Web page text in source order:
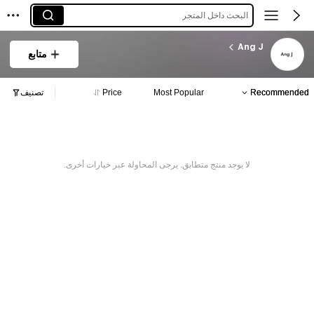
البحث داخل المتجر
Ang J
متابع
Recommended
Most Popular
Price تصنيف
لا يوجد منتج متطابق. يرجى المحاولة عبر خيارات أخرى.